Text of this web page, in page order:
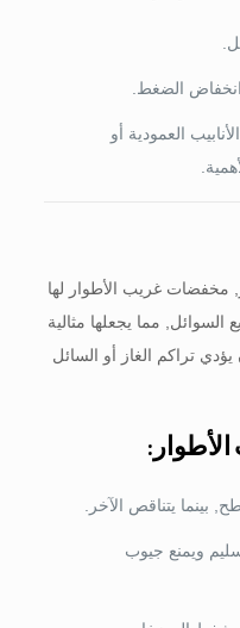
الضغط.
العمودية أو
غريب الأطوار لها
مما يجعلها مثالية
تراكم الغاز أو السائل
يتناقص الآخر.
ويمنع جيوب